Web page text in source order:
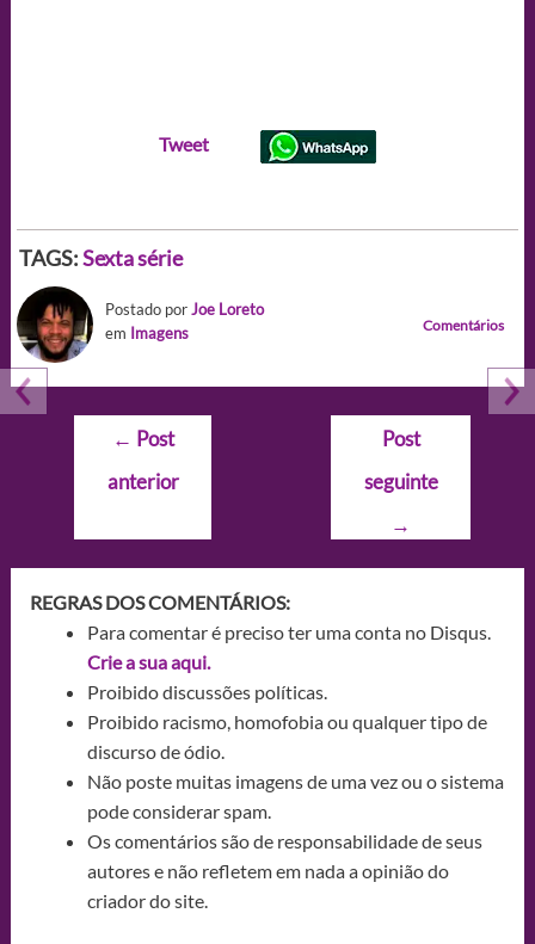
Tweet
TAGS:Sexta série
Postado porJoe Loreto
em Imagens Comentários
Navegação
Post
← Post
anterior
Post
seguinte
→
REGRAS DOS COMENTÁRIOS:
Para comentar é preciso ter uma conta no Disqus.
Crie a sua aqui.
Proibido discussões políticas.
Proibido racismo, homofobia ou qualquer tipo de
discurso de ódio.
Não poste muitas imagens de uma vez ou o sistema
pode considerar spam.
Os comentários são de responsabilidade de seus
autores e não refletem em nada a opinião do
criador do site.